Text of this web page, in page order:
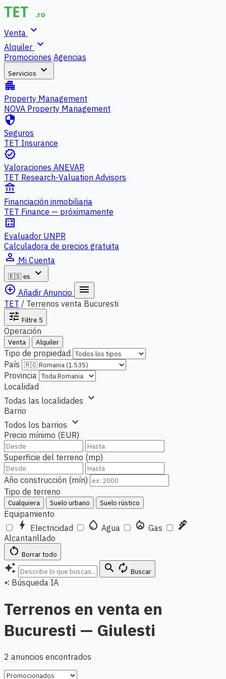
Venta expand_more
Alquiler expand_more
Promociones Agencias
Servicios expand_more
apartment
Property Management
NOVA Property Management
security
Seguros
TET Insurance
verified
Valoraciones ANEVAR
TET Research-Valuation Advisors
account_balance
Financiación inmobiliaria
TET Finance — próximamente
calculate
Evaluador UNPR
Calculadora de precios gratuita
person_outline Mi Cuenta
🇪🇸 es
expand_more
add_circle_outline Añadir Anuncio menu
TET / Terrenos venta Bucuresti
tune Filtre 5
Operación
Venta Alquiler
Tipo de propiedad
País
Provincia
Localidad
Todas las localidades expand_more
Barrio
Todos los barrios expand_more
Precio mínimo (EUR)
Superficie del terreno (mp)
Año construcción (mín)
Tipo de terreno
Cualquiera Suelo urbano Suelo rústico
Equipamiento
bolt Electricidad water_drop Agua local_fire_department Gas plumbing
Alcantarillado
restart_alt Borrar todo
auto_awesome search autorenew Buscar
auto_awesome Búsqueda IA
Terrenos en venta en
Bucuresti — Giulesti
2 anuncios encontrados